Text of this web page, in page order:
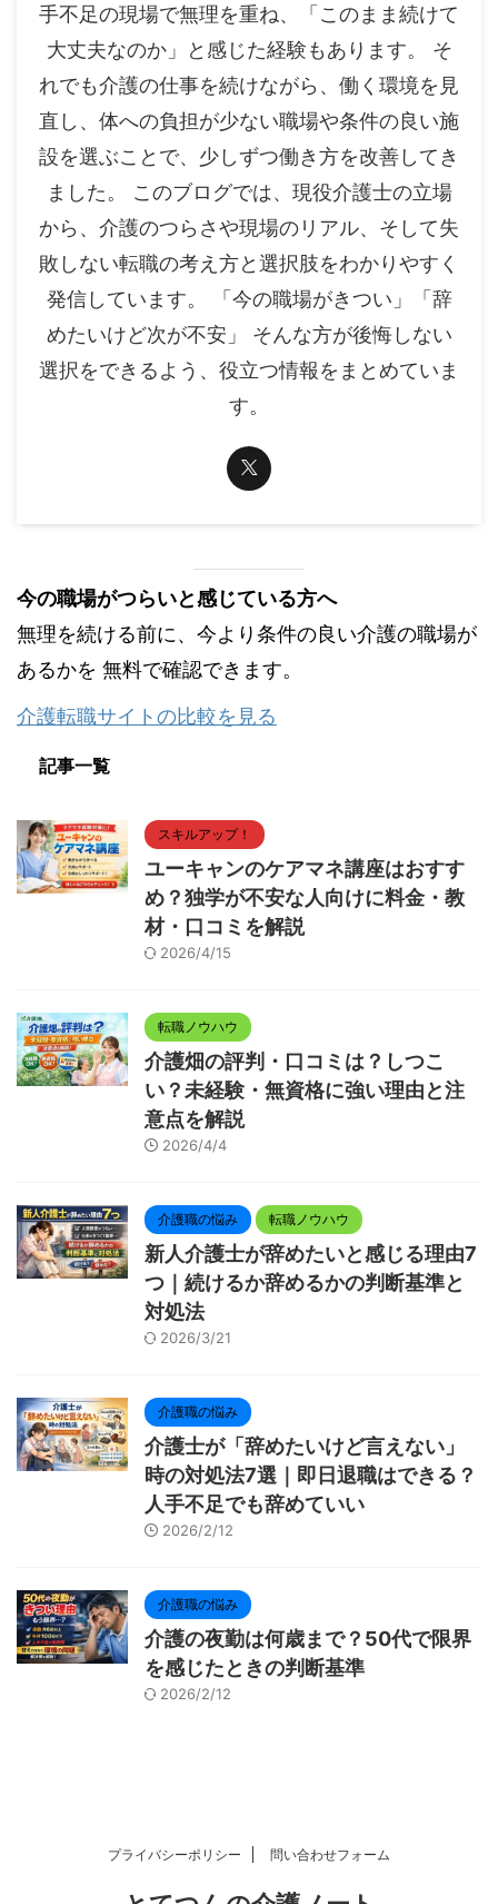
手不足の現場で無理を重ね、「このまま続けて
大丈夫なのか」と感じた経験もあります。 そ
れでも介護の仕事を続けながら、働く環境を見
直し、体への負担が少ない職場や条件の良い施
設を選ぶことで、少しずつ働き方を改善してき
ました。 このブログでは、現役介護士の立場
から、介護のつらさや現場のリアル、そして失
敗しない転職の考え方と選択肢をわかりやすく
発信しています。 「今の職場がきつい」「辞
めたいけど次が不安」 そんな方が後悔しない
選択をできるよう、役立つ情報をまとめていま
す。
今の職場がつらいと感じている方へ
無理を続ける前に、今より条件の良い介護の職場が
あるかを 無料で確認できます。
介護転職サイトの比較を見る
記事一覧
スキルアップ！
ユーキャンのケアマネ講座はおすす
め？独学が不安な人向けに料金・教
材・口コミを解説
2026/4/15
転職ノウハウ
介護畑の評判・口コミは？しつこ
い？未経験・無資格に強い理由と注
意点を解説
2026/4/4
介護職の悩み 転職ノウハウ
新人介護士が辞めたいと感じる理由7
つ｜続けるか辞めるかの判断基準と
対処法
2026/3/21
介護職の悩み
介護士が「辞めたいけど言えない」
時の対処法7選｜即日退職はできる？
人手不足でも辞めていい
2026/2/12
介護職の悩み
介護の夜勤は何歳まで？50代で限界
を感じたときの判断基準
2026/2/12
プライバシーポリシー 問い合わせフォーム